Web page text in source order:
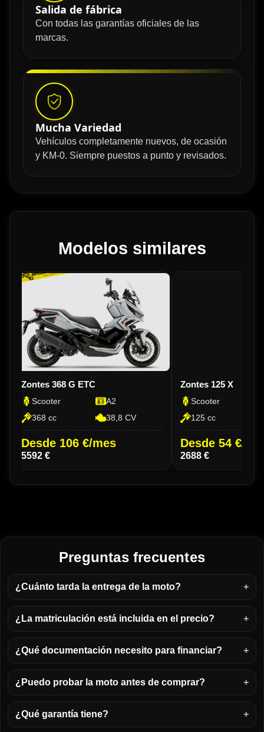
Salida de fábrica
Con todas las garantías oficiales de las
marcas.
Mucha Variedad
Vehículos completamente nuevos, de ocasión
y KM-0. Siempre puestos a punto y revisados.
Modelos similares
Zontes 368 G ETC
Scooter
A2
368 cc
38,8 CV
Desde 106 €/mes
5592 €
Zontes 125 X
Scooter
125 cc
Desde 54 €/
2688 €
Preguntas frecuentes
¿Cuánto tarda la entrega de la moto?
¿La matriculación está incluida en el precio?
¿Qué documentación necesito para financiar?
¿Puedo probar la moto antes de comprar?
¿Qué garantía tiene?